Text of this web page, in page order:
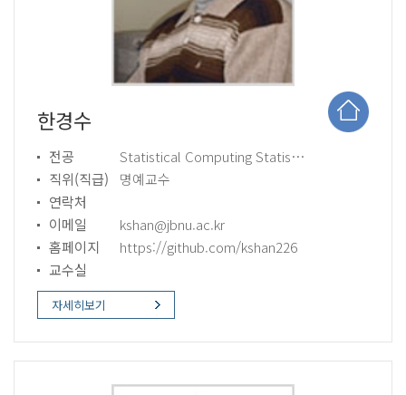
한경수
전공
Statistical Computing Statistical Educational S/W
직위(직급)
명예교수
연락처
이메일
kshan@jbnu.ac.kr
홈페이지
https://github.com/kshan226
교수실
자세히보기